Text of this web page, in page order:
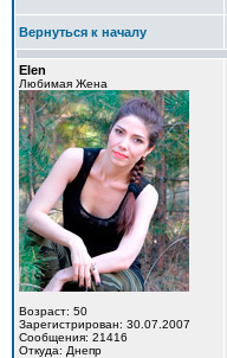
Вернуться к началу
Elen
Любимая Жена
Возраст: 50
Зарегистрирован: 30.07.2007
Сообщения: 21416
Откуда: Днепр